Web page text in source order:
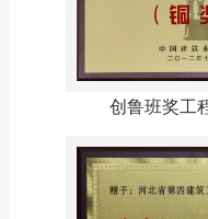
创鲁班奖工